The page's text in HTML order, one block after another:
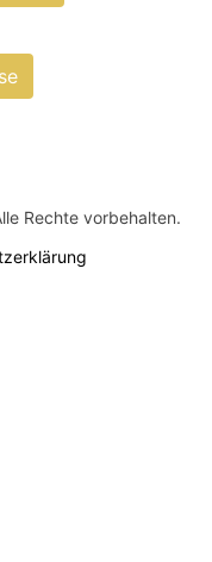
Rechte vorbehalten.